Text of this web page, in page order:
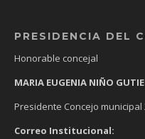
PRESIDENCIA DEL
Honorable concejal
MARIA EUGENIA NIÑO
Presidente Concejo municipal
Correo Institucional: